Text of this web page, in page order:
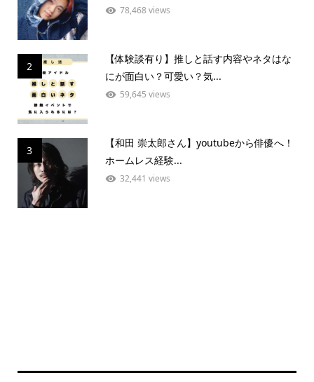
78,468 views
2
【体験談有り】推しと話す内容やネタはな
にが面白い？可愛い？気...
59,645 views
3
【和田 崇太郎さん】youtubeから俳優へ！
ホームレス経験...
32,441 views